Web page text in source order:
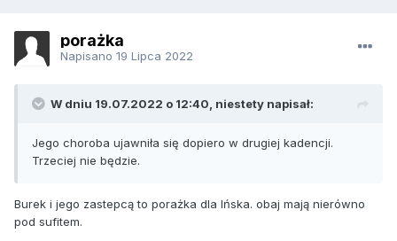
porażka
Napisano 19 Lipca 2022
W dniu 19.07.2022 o 12:40, niestety napisał:
Jego choroba ujawniła się dopiero w drugiej kadencji.
Trzeciej nie będzie.
Burek i jego zastepcą to porażka dla Ińska. obaj mają nierówno
pod sufitem.